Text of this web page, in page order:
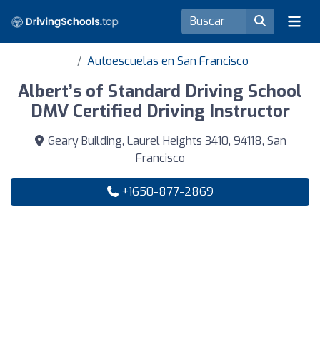
Autoescuelas en San Francisco
Albert’s of Standard Driving School
DMV Certified Driving Instructor
Geary Building, Laurel Heights 3410, 94118, San
Francisco
+1650-877-2869